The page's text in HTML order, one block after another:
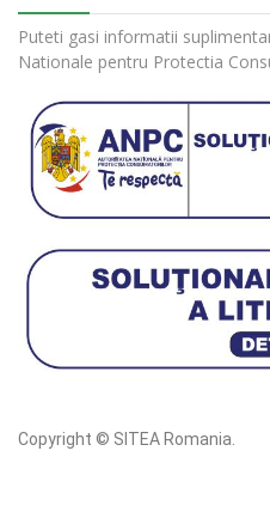
Puteti gasi informatii
Nationale pentru Protectia
Copyright © SITEA Romania.